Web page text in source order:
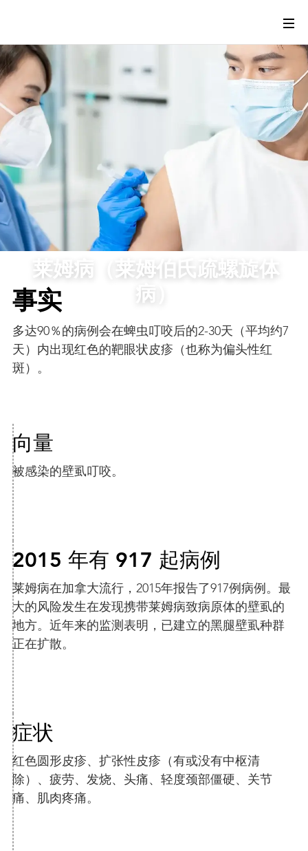
莱姆病（莱姆伯氏疏螺旋体
病）
事实
多达90％的病例会在蜱虫叮咬后的2-30天（平均约7
天）内出现红色的靶眼状皮疹（也称为偏头性红
斑）。
向量
被感染的壁虱叮咬。
2015 年有 917 起病例
莱姆病在加拿大流行，2015年报告了917例病例。最
大的风险发生在发现携带莱姆病致病原体的壁虱的
地方。近年来的监测表明，已建立的黑腿壁虱种群
正在扩散。
症状
红色圆形皮疹、扩张性皮疹（有或没有中枢清
除）、疲劳、发烧、头痛、轻度颈部僵硬、关节
痛、肌肉疼痛。